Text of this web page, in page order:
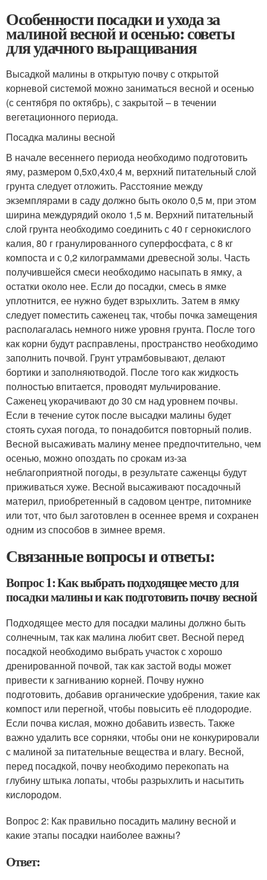
Особенности посадки и ухода за
малиной весной и осенью: советы
для удачного выращивания
Высадкой малины в открытую почву с открытой
корневой системой можно заниматься весной и осенью
(с сентября по октябрь), с закрытой – в течении
вегетационного периода.
Посадка малины весной
В начале весеннего периода необходимо подготовить
яму, размером 0,5х0,4х0,4 м, верхний питательный слой
грунта следует отложить. Расстояние между
экземплярами в саду должно быть около 0,5 м, при этом
ширина междурядий около 1,5 м. Верхний питательный
слой грунта необходимо соединить с 40 г сернокислого
калия, 80 г гранулированного суперфосфата, с 8 кг
компоста и с 0,2 килограммами древесной золы. Часть
получившейся смеси необходимо насыпать в ямку, а
остатки около нее. Если до посадки, смесь в ямке
уплотнится, ее нужно будет взрыхлить. Затем в ямку
следует поместить саженец так, чтобы почка замещения
располагалась немного ниже уровня грунта. После того
как корни будут расправлены, пространство необходимо
заполнить почвой. Грунт утрамбовывают, делают
бортики и заполняютводой. После того как жидкость
полностью впитается, проводят мульчирование.
Саженец укорачивают до 30 см над уровнем почвы.
Если в течение суток после высадки малины будет
стоять сухая погода, то понадобится повторный полив.
Весной высаживать малину менее предпочтительно, чем
осенью, можно опоздать по срокам из-за
неблагоприятной погоды, в результате саженцы будут
приживаться хуже. Весной высаживают посадочный
материл, приобретенный в садовом центре, питомнике
или тот, что был заготовлен в осеннее время и сохранен
одним из способов в зимнее время.
Связанные вопросы и ответы:
Вопрос 1: Как выбрать подходящее место для
посадки малины и как подготовить почву весной
Подходящее место для посадки малины должно быть
солнечным, так как малина любит свет. Весной перед
посадкой необходимо выбрать участок с хорошо
дренированной почвой, так как застой воды может
привести к загниванию корней. Почву нужно
подготовить, добавив органические удобрения, такие как
компост или перегной, чтобы повысить её плодородие.
Если почва кислая, можно добавить известь. Также
важно удалить все сорняки, чтобы они не конкурировали
с малиной за питательные вещества и влагу. Весной,
перед посадкой, почву необходимо перекопать на
глубину штыка лопаты, чтобы разрыхлить и насытить
кислородом.
Вопрос 2: Как правильно посадить малину весной и
какие этапы посадки наиболее важны?
Ответ: